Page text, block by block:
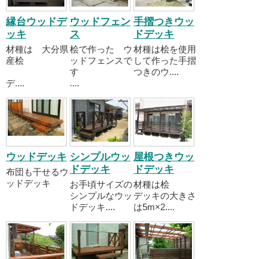
縁台ウッドデ
ッキ
材種は 大分県
産桧
デ....
ウッドフェン
ス
桧で作った ウ
ッドフェンスで
す
....
手摺つきウッ
ドデッキ
材種は桧を使用
して作った手摺
つきのウ....
ウッドデッキ
布団も干せるウ
ッドデッキ
シンプルウッ
ドデッキ
お手頃サイズの
シンプルなウッ
ドデッキ....
屋根つきウッ
ドデッキ
材種は桧
デッキの大きさ
は5m×2....